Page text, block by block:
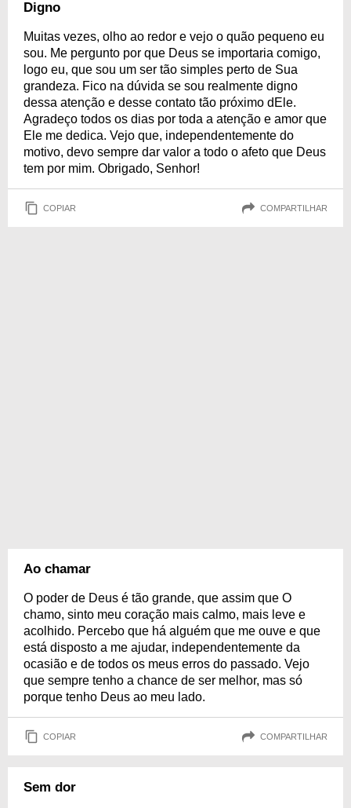
Digno
Muitas vezes, olho ao redor e vejo o quão pequeno eu
sou. Me pergunto por que Deus se importaria comigo,
logo eu, que sou um ser tão simples perto de Sua
grandeza. Fico na dúvida se sou realmente digno
dessa atenção e desse contato tão próximo dEle.
Agradeço todos os dias por toda a atenção e amor que
Ele me dedica. Vejo que, independentemente do
motivo, devo sempre dar valor a todo o afeto que Deus
tem por mim. Obrigado, Senhor!
COPIAR COMPARTILHAR
Ao chamar
O poder de Deus é tão grande, que assim que O
chamo, sinto meu coração mais calmo, mais leve e
acolhido. Percebo que há alguém que me ouve e que
está disposto a me ajudar, independentemente da
ocasião e de todos os meus erros do passado. Vejo
que sempre tenho a chance de ser melhor, mas só
porque tenho Deus ao meu lado.
COPIAR COMPARTILHAR
Sem dor